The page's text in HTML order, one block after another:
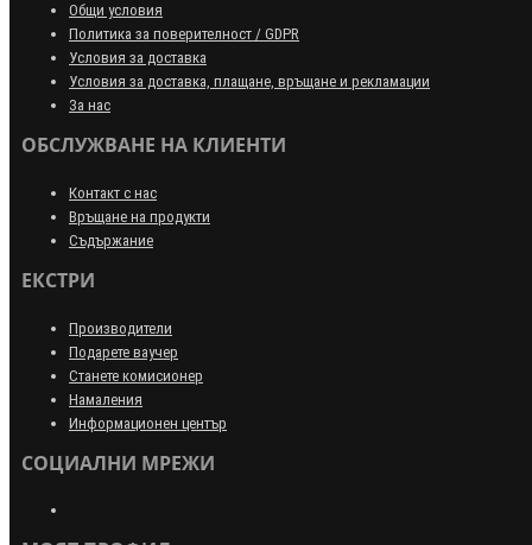
Общи условия
Политика за поверителност / GDPR
Условия за доставка
Условия за доставка, плащане, връщане и рекламации
За нас
ОБСЛУЖВАНЕ НА КЛИЕНТИ
Контакт с нас
Връщане на продукти
Съдържание
ЕКСТРИ
Производители
Подарете ваучер
Станете комисионер
Намаления
Информационен център
СОЦИАЛНИ МРЕЖИ